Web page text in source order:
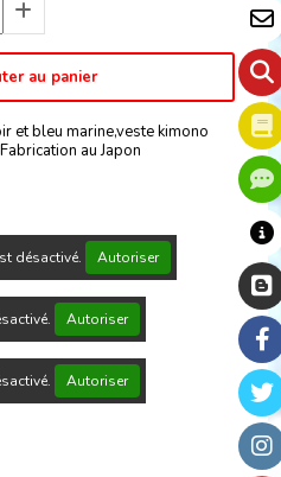
au panier
et bleu marine,veste kimono
au Japon
désactivé. Autoriser
Autoriser
Autoriser